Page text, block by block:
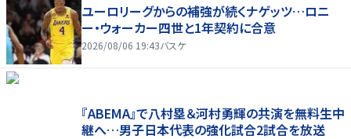
ユーロリーグからの補強が続くナゲッツ…ロニ
ー・ウォーカー四世と1年契約に合意
2026/08/06 19:43バスケ
『ABEMA』で八村塁＆河村勇輝の共演を無料生中
継へ…男子日本代表の強化試合2試合を放送